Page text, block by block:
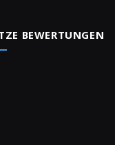
BEWERTUNGEN